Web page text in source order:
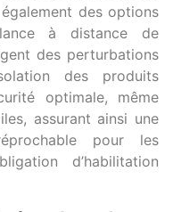
des options
à distance de
des perturbations
des produits
optimale, même
assurant ainsi une
pour les
d’habilitation